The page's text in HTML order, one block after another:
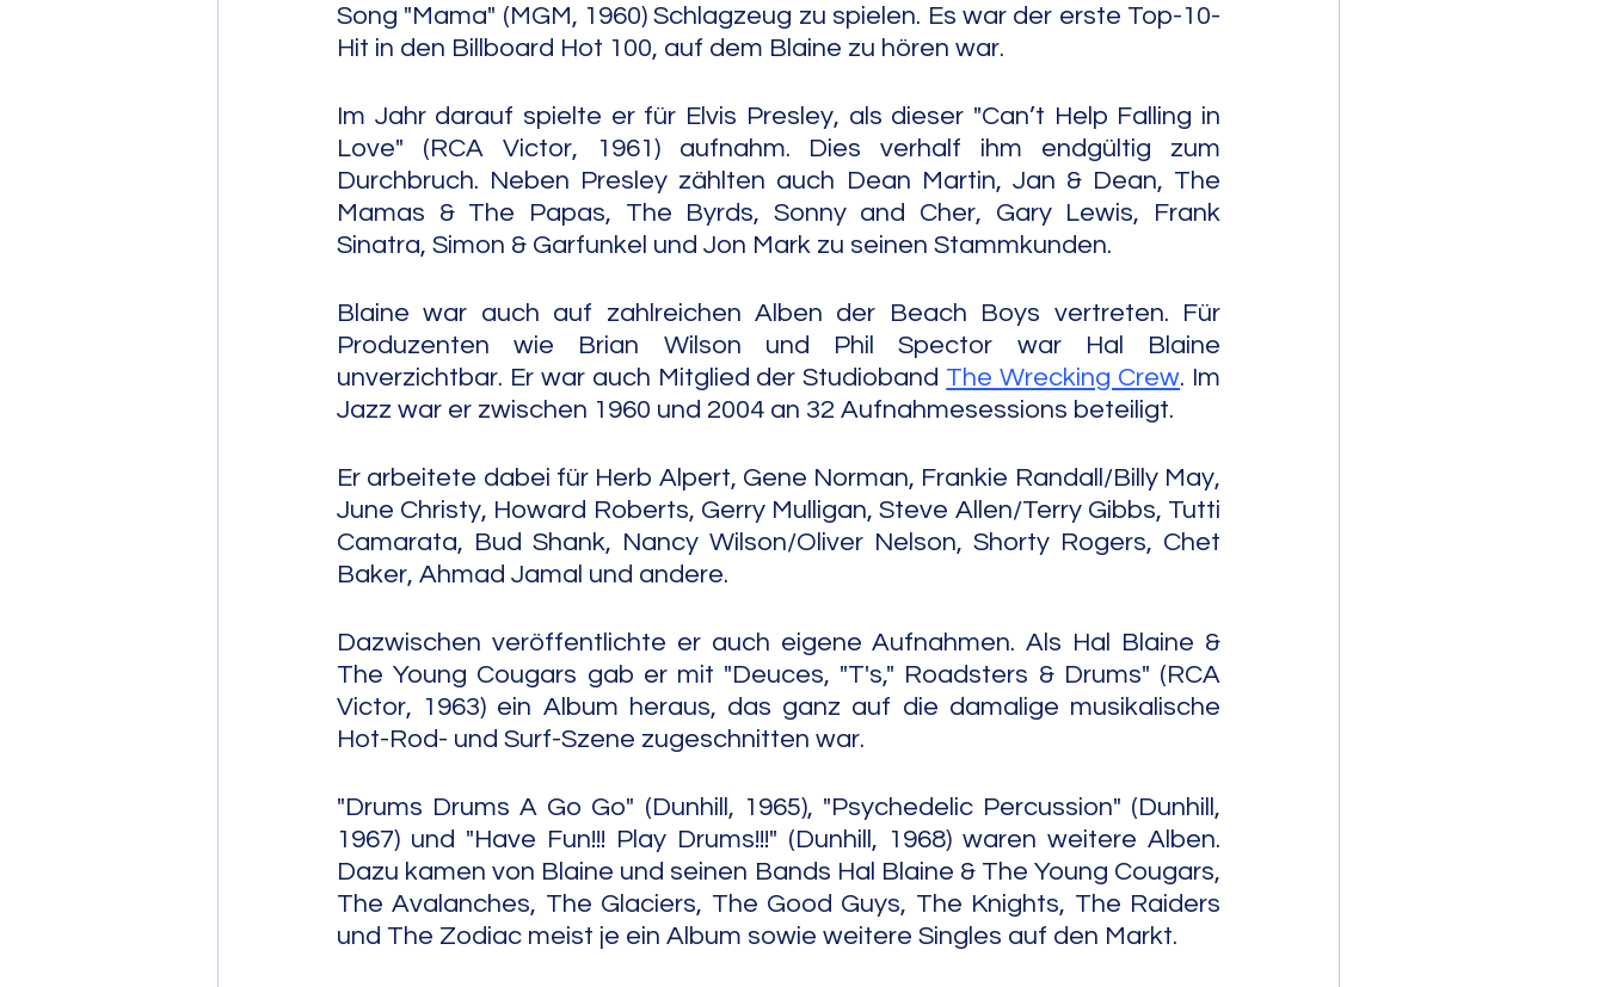
Song "Mama" (MGM, 1960) Schlagzeug zu spielen. Es war der erste Top-10-
Hit in den Billboard Hot 100, auf dem Blaine zu hören war.
Im Jahr darauf spielte er für Elvis Presley, als dieser "Can’t Help Falling in
Love" (RCA Victor, 1961) aufnahm. Dies verhalf ihm endgültig zum
Durchbruch. Neben Presley zählten auch Dean Martin, Jan & Dean, The
Mamas & The Papas, The Byrds, Sonny and Cher, Gary Lewis, Frank
Sinatra, Simon & Garfunkel und Jon Mark zu seinen Stammkunden.
Blaine war auch auf zahlreichen Alben der Beach Boys vertreten. Für
Produzenten wie Brian Wilson und Phil Spector war Hal Blaine
unverzichtbar. Er war auch Mitglied der Studioband The Wrecking Crew. Im
Jazz war er zwischen 1960 und 2004 an 32 Aufnahmesessions beteiligt.
Er arbeitete dabei für Herb Alpert, Gene Norman, Frankie Randall/Billy May,
June Christy, Howard Roberts, Gerry Mulligan, Steve Allen/Terry Gibbs, Tutti
Camarata, Bud Shank, Nancy Wilson/Oliver Nelson, Shorty Rogers, Chet
Baker, Ahmad Jamal und andere.
Dazwischen veröffentlichte er auch eigene Aufnahmen. Als Hal Blaine &
The Young Cougars gab er mit "Deuces, "T's," Roadsters & Drums" (RCA
Victor, 1963) ein Album heraus, das ganz auf die damalige musikalische
Hot-Rod- und Surf-Szene zugeschnitten war.
"Drums Drums A Go Go" (Dunhill, 1965), "Psychedelic Percussion" (Dunhill,
1967) und "Have Fun!!! Play Drums!!!" (Dunhill, 1968) waren weitere Alben.
Dazu kamen von Blaine und seinen Bands Hal Blaine & The Young Cougars,
The Avalanches, The Glaciers, The Good Guys, The Knights, The Raiders
und The Zodiac meist je ein Album sowie weitere Singles auf den Markt.